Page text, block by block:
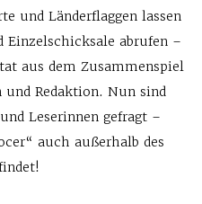
und Länderflaggen lassen
abrufen –
aus dem Zusammenspiel
Redaktion. Nun sind
Leserinnen gefragt –
auch außerhalb des